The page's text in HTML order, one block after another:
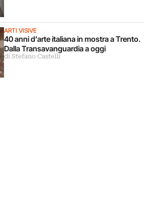
ARTI VISIVE
40 anni d’arte italiana in mostra a Trento.
Dalla Transavanguardia a oggi
di Stefano Castelli